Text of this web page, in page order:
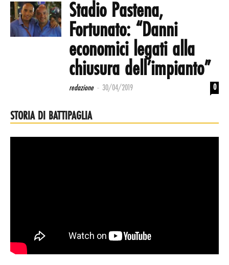
Stadio Pastena,
Fortunato: “Danni
economici legati alla
chiusura dell’impianto”
redazione - 30/04/2019 0
STORIA DI BATTIPAGLIA